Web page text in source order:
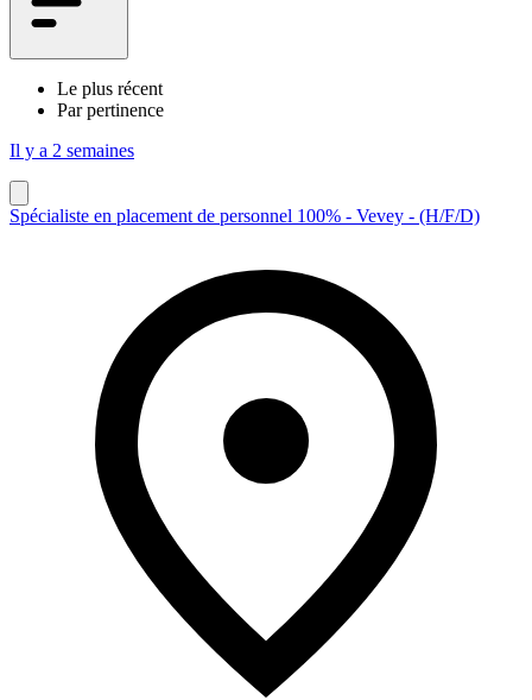
Le plus récent
Par pertinence
Il y a 2 semaines
Spécialiste en placement de personnel 100% - Vevey - (H/F/D)